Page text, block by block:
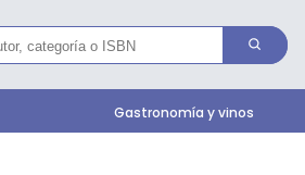
Gastronomía y vinos